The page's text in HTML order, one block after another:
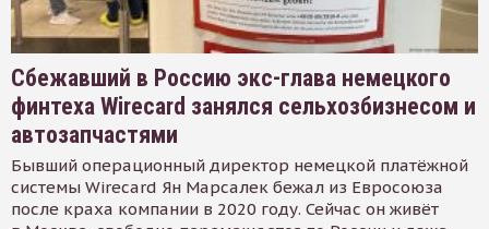
Сбежавший в Россию экс-глава немецкого
финтеха Wirecard занялся сельхозбизнесом и
автозапчастями
Бывший операционный директор немецкой платёжной
системы Wirecard Ян Марсалек бежал из Евросоюза
после краха компании в 2020 году. Сейчас он живёт